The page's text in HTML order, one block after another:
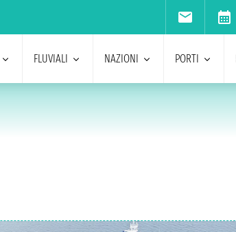
FLUVIALI NAZIONI PORTI